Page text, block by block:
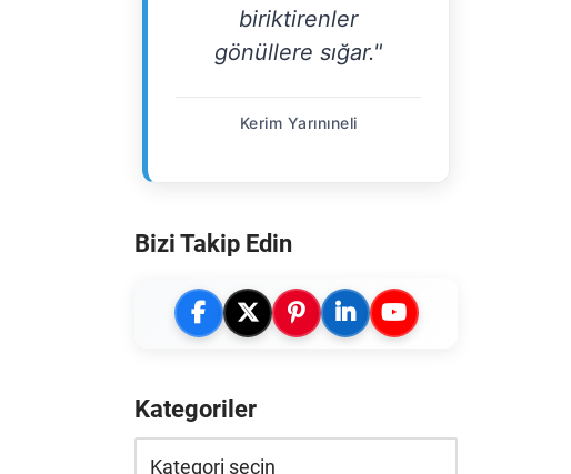
biriktirenler
gönüllere sığar."
Kerim Yarınıneli
Bizi Takip Edin
Kategoriler